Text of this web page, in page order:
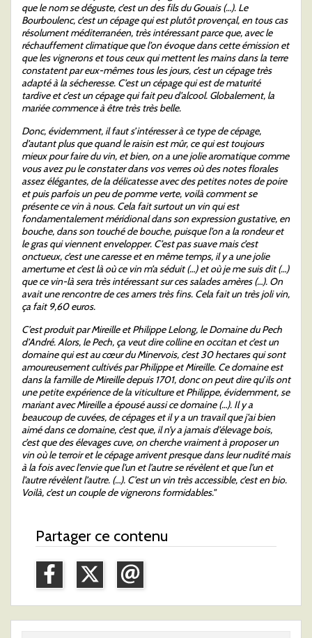
que le nom se déguste, c’est un des fils du Gouais (…). Le
Bourboulenc, c’est un cépage qui est plutôt provençal, en tous cas
résolument méditerranéen, très intéressant parce que, avec le
réchauffement climatique que l’on évoque dans cette émission et
que les vignerons et tous ceux qui mettent les mains dans la terre
constatent par eux-mêmes tous les jours, c’est un cépage très
adapté à la sécheresse. C’est un cépage qui est de maturité
tardive et c’est un cépage qui fait peu d’alcool. Globalement, la
mariée commence à être très très belle.
Donc, évidemment, il faut s’intéresser à ce type de cépage,
d’autant plus que quand le raisin est mûr, ce qui est toujours
mieux pour faire du vin, et bien, on a une jolie aromatique comme
vous avez pu le constater dans vos verres où des notes florales
assez élégantes, de la délicatesse avec des petites notes de poire
et puis parfois un peu de pomme verte, voilà comment se
présente ce vin à nous. Cela fait surtout un vin qui est
fondamentalement méridional dans son expression gustative, en
bouche, dans son touché de bouche, puisque l’on a la rondeur et
le gras qui viennent envelopper. C’est pas suave mais c’est
onctueux, c’est une caresse et en même temps, il y a une jolie
amertume et c’est là où ce vin m’a séduit (…) et où je me suis dit (…)
que ce vin-là sera très intéressant sur ces salades amères (…). On
avait une rencontre de ces amers très fins. Cela fait un très joli vin,
ça fait 9,60 euros.
C’est produit par Mireille et Philippe Lelong, le Domaine du Pech
d’André. Alors, le Pech, ça veut dire colline en occitan et c’est un
domaine qui est au cœur du Minervois, c’est 30 hectares qui sont
amoureusement cultivés par Philippe et Mireille. Ce domaine est
dans la famille de Mireille depuis 1701, donc on peut dire qu’ils ont
une petite expérience de la viticulture et Philippe, évidemment, se
mariant avec Mireille a épousé aussi ce domaine (…). Il y a
beaucoup de cuvées, de cépages et il y a un travail que j’ai bien
aimé dans ce domaine, c’est que, il n’y a jamais d’élevage bois,
c’est que des élevages cuve, on cherche vraiment à proposer un
vin où le terroir et le cépage arrivent presque dans leur nudité mais
à la fois avec l’envie que l’un et l’autre se révèlent et que l’un et
l’autre révèlent l’autre. (…). C’est un vin très accessible, c’est en bio.
Voilà, c’est un couple de vignerons formidables."
Partager ce contenu